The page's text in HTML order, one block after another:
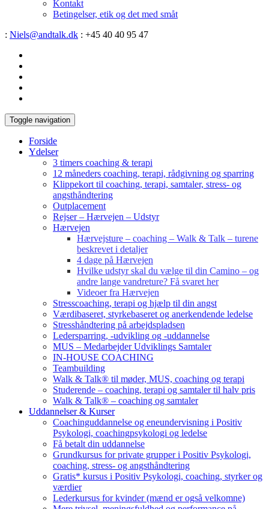
Kontakt
Betingelser, etik og det med småt
: Niels@andtalk.dk : +45 40 40 95 47
Toggle navigation
Forside
Ydelser
3 timers coaching & terapi
12 måneders coaching, terapi, rådgivning og sparring
Klippekort til coaching, terapi, samtaler, stress- og
angsthåndtering
Outplacement
Rejser – Hærvejen – Udstyr
Hærvejen
Hærvejsture – coaching – Walk & Talk – turene
beskrevet i detaljer
4 dage på Hærvejen
Hvilke udstyr skal du vælge til din Camino – og
andre lange vandreture? Få svaret her
Videoer fra Hærvejen
Stresscoaching, terapi og hjælp til din angst
Værdibaseret, styrkebaseret og anerkendende ledelse
Stresshåndtering på arbejdspladsen
Ledersparring, -udvikling og -uddannelse
MUS – Medarbejder Udviklings Samtaler
IN-HOUSE COACHING
Teambuilding
Walk & Talk® til møder, MUS, coaching og terapi
Studerende – coaching, terapi og samtaler til halv pris
Walk & Talk® – coaching og samtaler
Uddannelser & Kurser
Coachinguddannelse og eneundervisning i Positiv
Psykologi, coachingpsykologi og ledelse
Få betalt din uddannelse
Grundkursus for private grupper i Positiv Psykologi,
coaching, stress- og angsthåndtering
Gratis* kursus i Positiv Psykologi, coaching, styrker og
værdier
Lederkursus for kvinder (mænd er også velkomne)